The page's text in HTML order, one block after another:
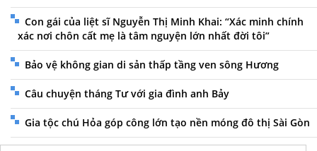
Con gái của liệt sĩ Nguyễn Thị Minh Khai: “Xác minh chính
xác nơi chôn cất mẹ là tâm nguyện lớn nhất đời tôi”
Bảo vệ không gian di sản thấp tầng ven sông Hương
Câu chuyện tháng Tư với gia đình anh Bảy
Gia tộc chú Hỏa góp công lớn tạo nền móng đô thị Sài Gòn